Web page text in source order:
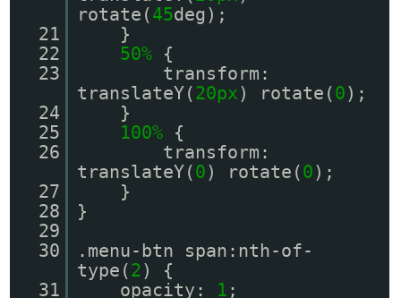
rotate(45deg);
21
}
22
50% {
23
transform:
translateY(20px) rotate(0);
24
}
25
100% {
26
transform:
translateY(0) rotate(0);
27
}
28
}
29
30
.menu-btn span:nth-of-
type(2) {
31
opacity: 1 ;